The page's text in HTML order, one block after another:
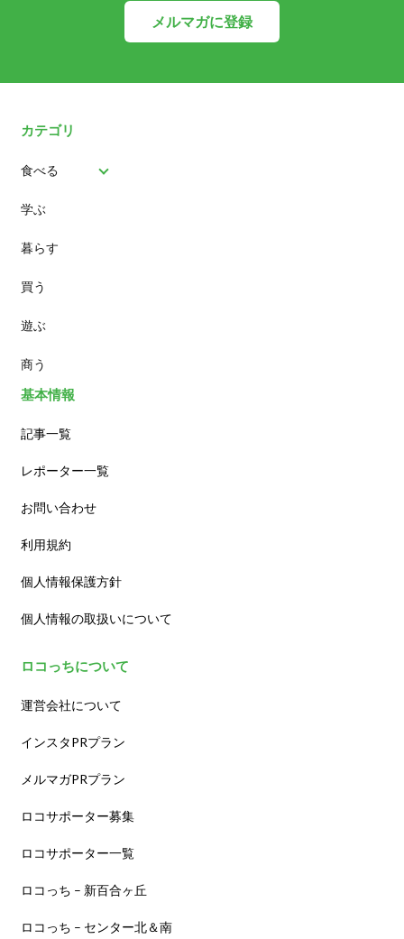
メルマガに登録
カテゴリ
食べる
パン
スイーツ
ランチ
カフェ
学ぶ
暮らす
買う
遊ぶ
商う
基本情報
記事一覧
レポーター一覧
お問い合わせ
利用規約
個人情報保護方針
個人情報の取扱いについて
ロコっちについて
運営会社について
インスタPRプラン
メルマガPRプラン
ロコサポーター募集
ロコサポーター一覧
ロコっち – 新百合ヶ丘
ロコっち – センター北＆南